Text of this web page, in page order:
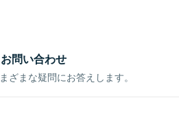
問い合わせ
ざまな疑問にお答えします。